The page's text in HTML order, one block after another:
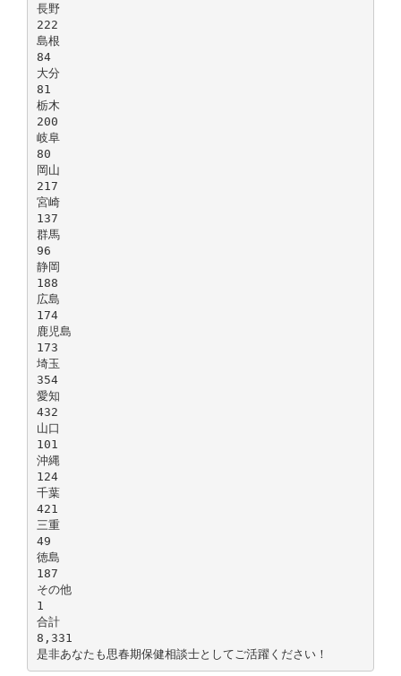
長野
222
島根
84
大分
81
栃木
200
岐阜
80
岡山
217
宮崎
137
群馬
96
静岡
188
広島
174
鹿児島
173
埼玉
354
愛知
432
山口
101
沖縄
124
千葉
421
三重
49
徳島
187
その他
1
合計
8,331